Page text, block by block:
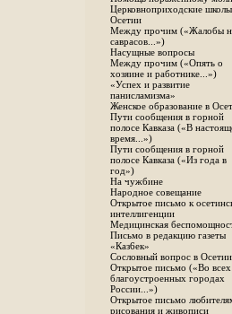
Церковноприходские
Осетии
Между прочим («Жалобы
саврасов...»)
Насущные вопросы
Между прочим («Опять о
хозяине и работнике...»)
«Успех и развитие
панисламизма»
Женское образование в
Пути сообщения в горной
полосе Кавказа («В
время...»)
Пути сообщения в горной
полосе Кавказа («Из года в
год»)
На чужбине
Народное совещание
Открытое письмо к
интеллигенции
Медицинская
Письмо в редакцию газеты
«Каз6ек»
Сословный вопрос в Осетии
Открытое письмо («Во всех
благоустроенных городах
России...»)
Открытое письмо
рисования и живописи